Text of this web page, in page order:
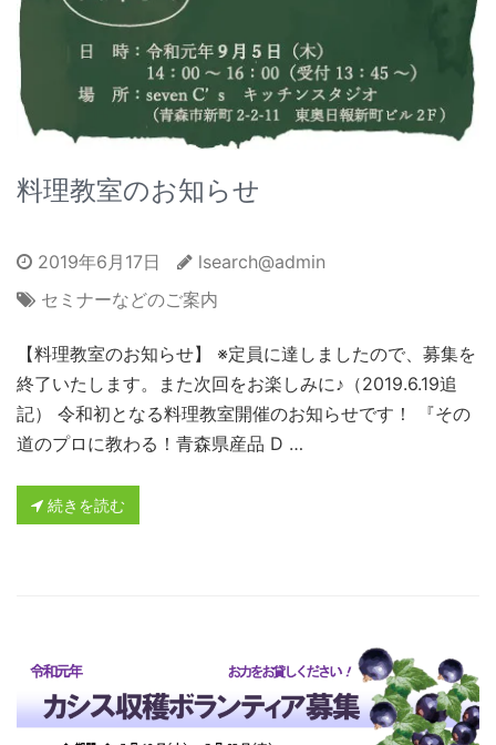
料理教室のお知らせ
2019年6月17日
lsearch@admin
セミナーなどのご案内
【料理教室のお知らせ】 ※定員に達しましたので、募集を
終了いたします。また次回をお楽しみに♪（2019.6.19追
記） 令和初となる料理教室開催のお知らせです！ 『その
道のプロに教わる！青森県産品 D …
続きを読む